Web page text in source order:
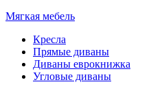
Мягкая мебель
Кресла
Прямые диваны
Диваны еврокнижка
Угловые диваны